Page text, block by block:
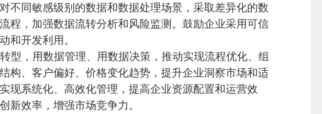
不同敏感级别的数据和数据处理场景，采取差异化的数
程，加强数据流转分析和风险监测。鼓励企业采用可信
和开发利用。
型，用数据管理、用数据决策，推动实现流程优化、组
构、客户偏好、价格变化趋势，提升企业洞察市场和适
现系统化、高效化管理，提高企业资源配置和运营效
新效率，增强市场竞争力。